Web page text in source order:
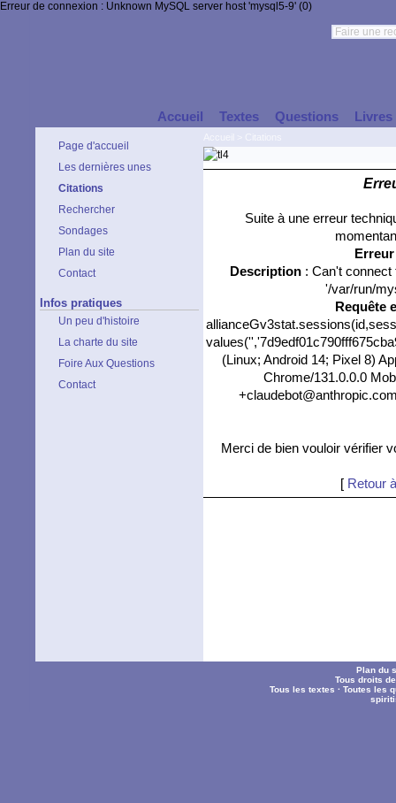
Erreur de connexion : Unknown MySQL server host 'mysql5-9' (0)
Accueil Textes Questions Livres
Page d'accueil
Les dernières unes
Citations
Rechercher
Sondages
Plan du site
Contact
Infos pratiques
Un peu d'histoire
La charte du site
Foire Aux Questions
Contact
Suite à une erreur
Description: Can't connect
'/var/run/
Requête
(Linux; Android 14; Pixel 8)
Chrome/131.0.0.0
Merci de bien vouloir vérifier
[ Retour
Plan du
Tous droits
Tous les textes ·Toutes les